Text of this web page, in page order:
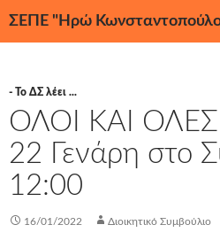
- Το ΔΣ λέει ...
ΟΛΟΙ ΚΑΙ ΟΛΕΣ
22 Γενάρη στο
12:00
16/01/2022 Διοικητικό Συμβούλιο